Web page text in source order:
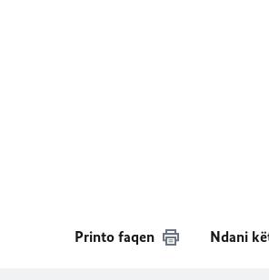
Printo faqen Ndani